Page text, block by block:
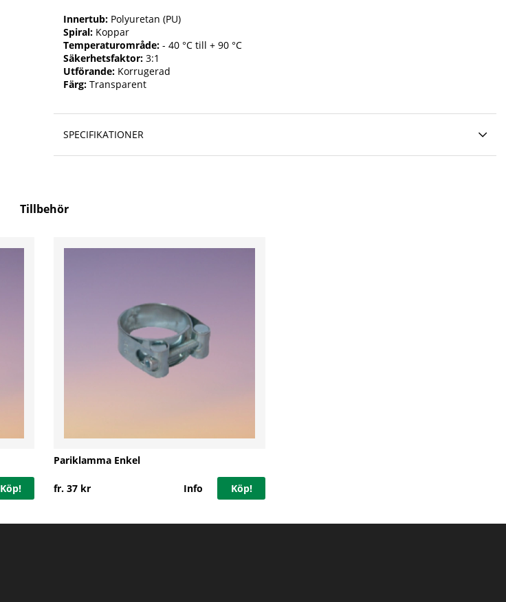
Innertub: Polyuretan (PU)
Spiral: Koppar
Temperaturområde: - 40 °C till + 90 °C
Säkerhetsfaktor: 3:1
Utförande: Korrugerad
Färg: Transparent
SPECIFIKATIONER
Tillbehör
Köp!
Pariklamma Enkel
fr. 37 kr Köp!
Info